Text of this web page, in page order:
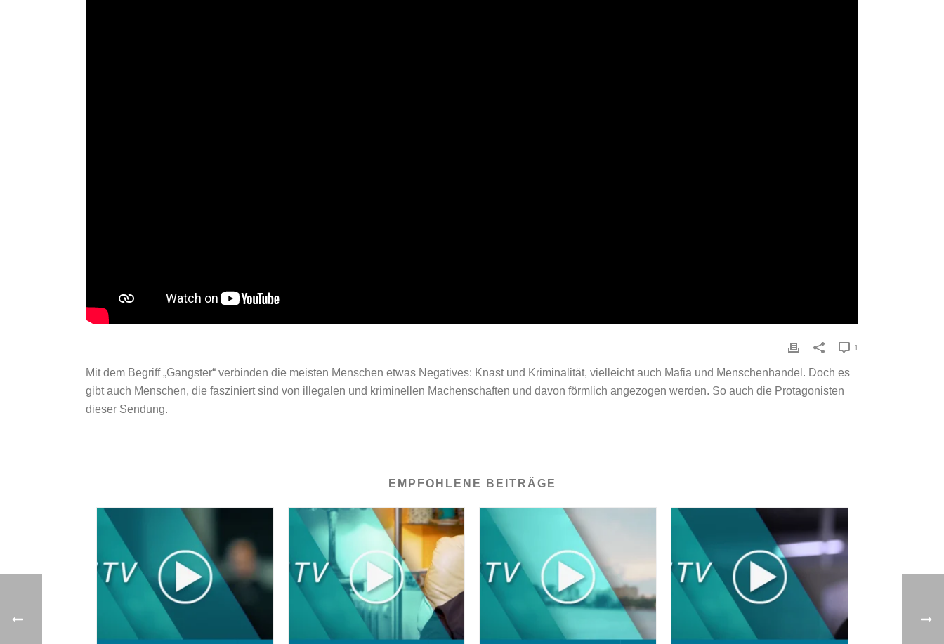
1
Mit dem Begriff „Gangster“ verbinden die meisten Menschen etwas Negatives: Knast und Kriminalität, vielleicht auch Mafia und Menschenhandel. Doch es
gibt auch Menschen, die fasziniert sind von illegalen und kriminellen Machenschaften und davon förmlich angezogen werden. So auch die Protagonisten
dieser Sendung.
EMPFOHLENE BEITRÄGE